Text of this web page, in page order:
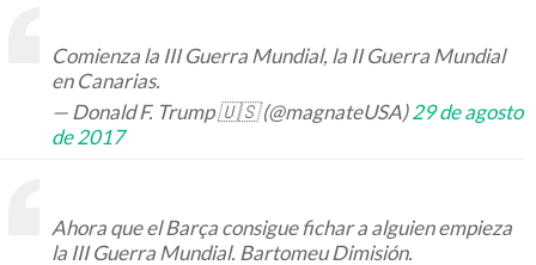
Comienza la III Guerra Mundial, la II Guerra Mundial
en Canarias.
— Donald F. Trump 🇺🇸 (@magnateUSA)29 de agosto
de 2017
Ahora que el Barça consigue fichar a alguien empieza
la III Guerra Mundial. Bartomeu Dimisión.